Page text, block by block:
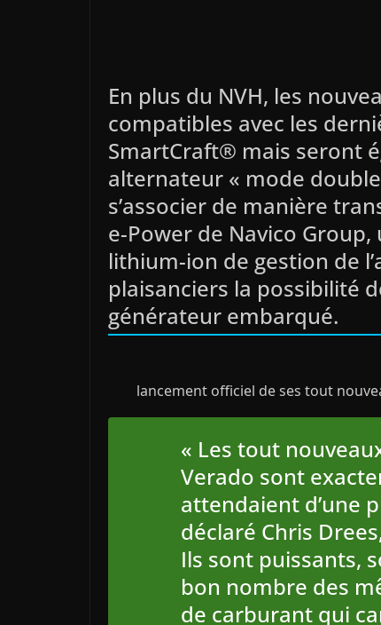
En plus du NVH, les
compatibles avec les
SmartCraft® mais seront
alternateur « mode
s’associer de manière
e-Power de Navico
lithium-ion de gestion de
plaisanciers la possibilité
générateur embarqué.
lancement officiel de ses tout
« Les tout
Verado sont
attendaient d’une
déclaré Chris
Ils sont puissants,
bon nombre des
de carburant qui